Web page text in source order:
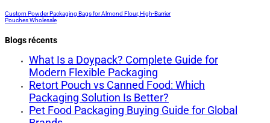
Custom Powder Packaging Bags for Almond Flour, High-Barrier
Pouches Wholesale
Blogs récents
What Is a Doypack? Complete Guide for
Modern Flexible Packaging
Retort Pouch vs Canned Food: Which
Packaging Solution Is Better?
Pet Food Packaging Buying Guide for Global